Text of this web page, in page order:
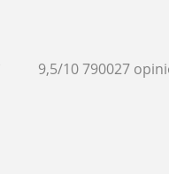
9,5/10790027